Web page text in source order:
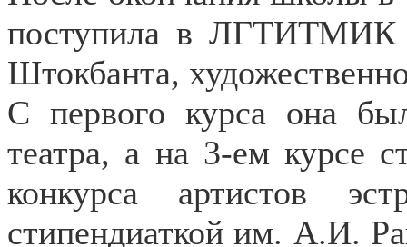
поступила в
Штокбанта,
С первого курса она
театра, а на 3-ем курсе
конкурса артистов
стипендиаткой им. А.И.